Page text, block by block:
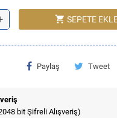
shopping_cart SEPETE
Paylaş Tweet
bit Şifreli Alışveriş)